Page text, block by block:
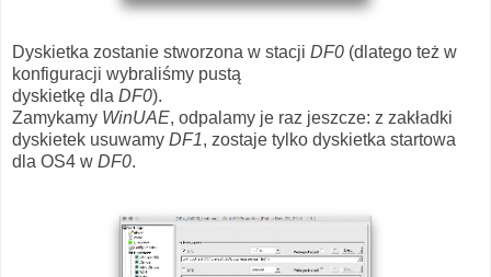
Dyskietka zostanie stworzona w stacji DF0 (dlatego też w
konfiguracji wybraliśmy pustą
dyskietkę dla DF0).
Zamykamy WinUAE, odpalamy je raz jeszcze: z zakładki
dyskietek usuwamy DF1, zostaje tylko dyskietka startowa
dla OS4 w DF0.